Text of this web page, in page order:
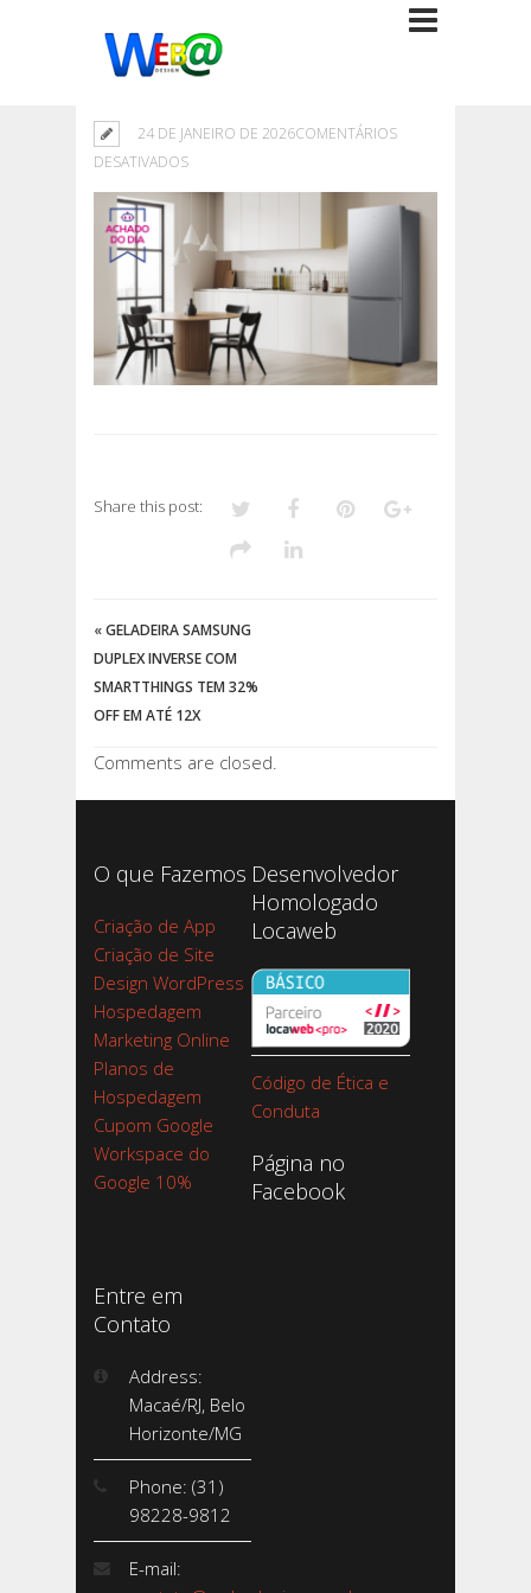
24 DE JANEIRO DE 2026COMENTÁRIOS
DESATIVADOSEM
Share this post:
«GELADEIRA SAMSUNG
DUPLEX INVERSE COM
SMARTTHINGS TEM 32%
OFF EM ATÉ 12X
Comments are closed.
O que Fazemos
Criação de App
Criação de Site
Design WordPress
Hospedagem
Marketing Online
Planos de
Hospedagem
Cupom Google
Workspace do
Google 10%
Desenvolvedor
Homologado
Locaweb
Código de Ética e
Conduta
Página no
Facebook
Entre em
Contato
Address:
Macaé/RJ, Belo
Horizonte/MG
Phone: (31)
98228-9812
E-mail: